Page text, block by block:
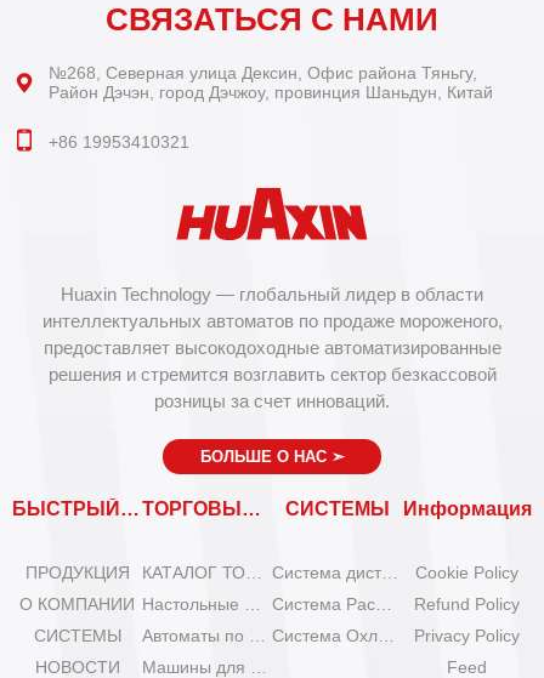
Huaxin Technology — глобальный лидер в области
интеллектуальных автоматов по продаже мороженого,
предоставляет высокодоходные автоматизированные
решения и стремится возглавить сектор безкассовой
розницы за счет инноваций.
БОЛЬШЕ О НАС ➣
БЫСТРЫЙ ВХОД
ПРОДУКЦИЯ
О КОМПАНИИ
СИСТЕМЫ
НОВОСТИ
ТОРГОВЫЕ АВТОМАТЫ СИСТЕМЫ Информация
Cookie Policy
Refund Policy
Privacy Policy
Feed
СВЯЗАТЬСЯ С НАМИ
№268, Северная улица Дексин, Офис района Тяньгу,
Район Дэчэн, город Дэчжоу, провинция Шаньдун, Китай
+86 19953410321